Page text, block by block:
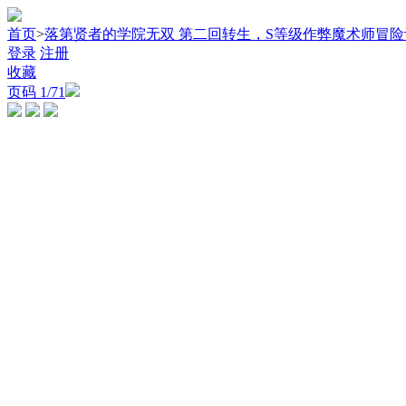
首页>落第贤者的学院无双 第二回转生，S等级作弊魔术师冒
登录 注册
收藏
页码 1/71